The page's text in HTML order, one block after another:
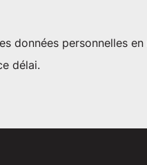
données personnelles
délai.